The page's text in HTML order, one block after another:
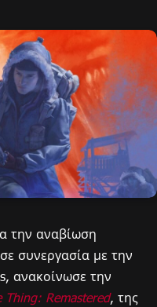
την αναβίωση
συνεργασία με την
ανακοίνωσε την
Thing: Remastered, της